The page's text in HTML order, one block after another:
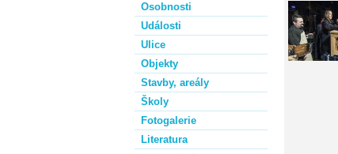
Osobnosti
Události
Ulice
Objekty
Stavby, areály
Školy
Fotogalerie
Literatura